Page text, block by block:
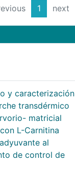
1 next
y caracterización
transdérmico
matricial
L-Carnitina
al
de control de